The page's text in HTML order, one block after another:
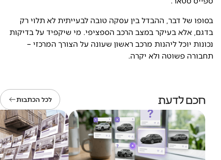
בסופו של דבר, ההבדל בין עסקה טובה לבעייתית לא תלוי רק
בדגם, אלא בעיקר במצב הרכב הספציפי. מי שיקפיד על בדיקות
נכונות יוכל ליהנות מרכב ראשון שעונה על הצורך המרכזי –
תחבורה פשוטה ולא יקרה.
חכם לדעת לכל הכתבות